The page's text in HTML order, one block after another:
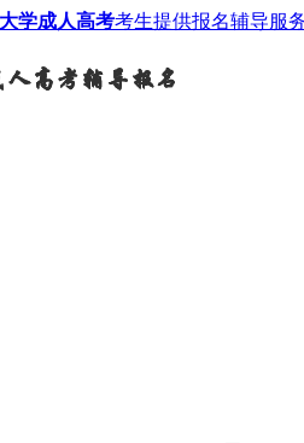
学成人高考考生提供报名辅导服